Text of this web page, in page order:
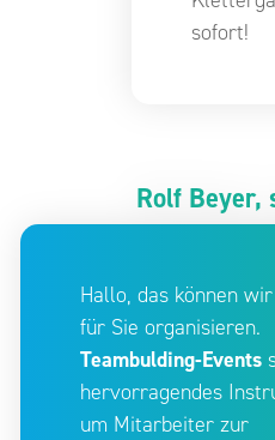
sofort!
Rolf Beyer,
Hallo, das können
für Sie organisieren.
Teambulding-Events
hervorragendes
um Mitarbeiter zur